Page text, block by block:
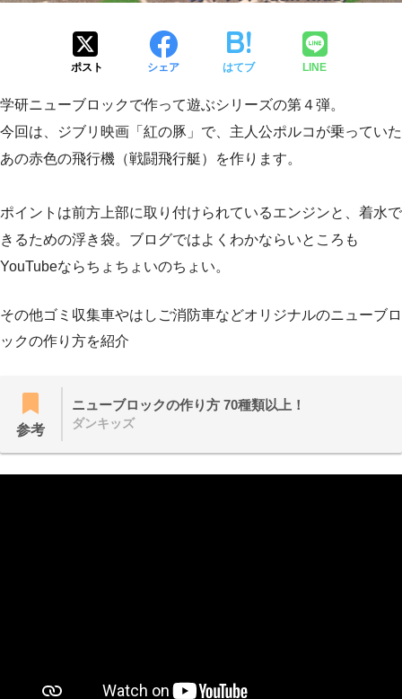
ポスト シェア はてブ LINE
学研ニューブロックで作って遊ぶシリーズの第４弾。
今回は、ジブリ映画「紅の豚」で、主人公ポルコが乗っていた
あの赤色の飛行機（戦闘飛行艇）を作ります。
ポイントは前方上部に取り付けられているエンジンと、着水で
きるための浮き袋。ブログではよくわかならいところも
YouTubeならちょちょいのちょい。
その他ゴミ収集車やはしご消防車などオリジナルのニューブロ
ックの作り方を紹介
参考
ニューブロックの作り方 70種類以上！
ダンキッズ